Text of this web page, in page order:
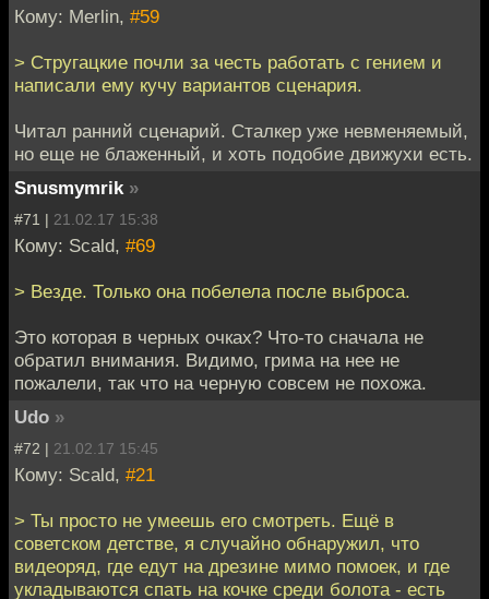
Кому: Merlin, #59
> Стругацкие почли за честь работать с гением и
написали ему кучу вариантов сценария.
Читал ранний сценарий. Сталкер уже невменяемый,
но еще не блаженный, и хоть подобие движухи есть.
Snusmymrik »
#71 | 21.02.17 15:38
Кому: Scald, #69
> Везде. Только она побелела после выброса.
Это которая в черных очках? Что-то сначала не
обратил внимания. Видимо, грима на нее не
пожалели, так что на черную совсем не похожа.
Udo »
#72 | 21.02.17 15:45
Кому: Scald, #21
> Ты просто не умеешь его смотреть. Ещё в
советском детстве, я случайно обнаружил, что
видеоряд, где едут на дрезине мимо помоек, и где
укладываются спать на кочке среди болота - есть